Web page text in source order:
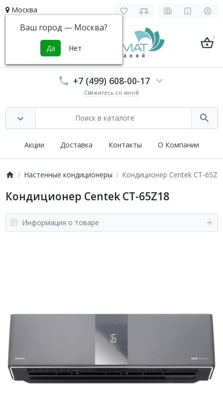
Москва
Ваш город — Москва?
0
+7 (499) 608-00-17
Свяжитесь со мной
Акции Доставка Контакты О Компании
Настенные кондиционеры Кондиционер Centek CT-
Кондиционер Centek CT-65Z18
Информация о товаре